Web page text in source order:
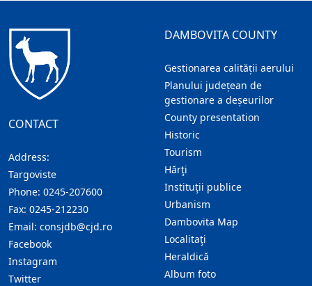
CONTACT
Address:
Targoviste
Phone: 0245-207600
Fax: 0245-212230
Email: consjdb@cjd.ro
Facebook
Instagram
Twitter
DAMBOVITA COUNTY
Gestionarea calității aerului
Planului județean de
gestionare a deșeurilor
County presentation
Historic
Tourism
Hărţi
Instituţii publice
Urbanism
Dambovita Map
Localitaţi
Heraldică
Album foto